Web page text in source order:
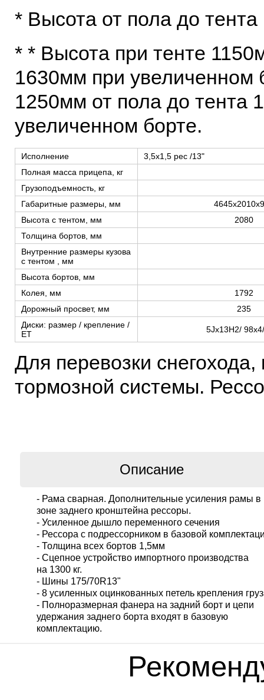
* Высота от пола до
* * Высота при тенте
1630мм при увеличенном
1250мм от пола до тента
увеличенном борте.
Исполнение
3,5х1,5 рес /13"
Полная масса прицепа, кг
Грузоподъемность, кг
Габаритные размеры, мм
Высота с тентом, мм
2080
Толщина бортов, мм
Внутренние размеры кузова
с тентом , мм
Высота бортов, мм
Колея, мм
1792
Дорожный просвет, мм
235
Диски: размер / крепление /
ЕТ
5Jх13Н2/
Для перевозки
тормозной системы.
Описание
- Рама сварная. Дополнительные усиления рамы в
зоне заднего кронштейна рессоры.
- Усиленное дышло переменного сечения
- Рессора с подрессорником в базовой
- Толщина всех бортов 1,5мм
- Сцепное устройство импортного производства
на 1300 кг.
- Шины 175/70R13"
- 8 усиленных оцинкованных петель крепления
- Полноразмерная фанера на задний борт и цепи
удержания заднего борта входят в базовую
комплектацию.